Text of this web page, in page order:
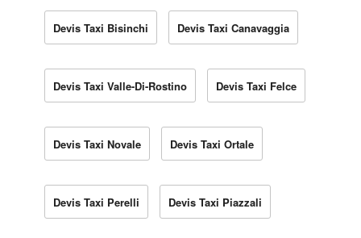
Devis Taxi Bisinchi Devis Taxi Canavaggia
Devis Taxi Valle-Di-Rostino Devis Taxi Felce
Devis Taxi Novale Devis Taxi Ortale
Devis Taxi Perelli Devis Taxi Piazzali